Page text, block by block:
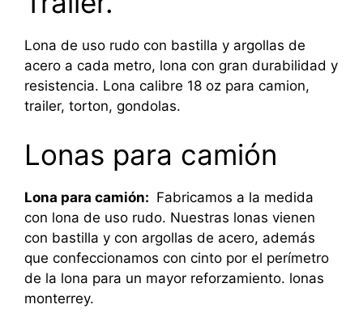
Lona de uso rudo con bastilla y argollas de
acero a cada metro, lona con gran durabilidad y
resistencia. Lona calibre 18 oz para camion,
trailer, torton, gondolas.
Lonas para camión
Lona para camión: Fabricamos a la medida
con lona de uso rudo. Nuestras lonas vienen
con bastilla y con argollas de acero, además
que confeccionamos con cinto por el perímetro
de la lona para un mayor reforzamiento. lonas
monterrey.